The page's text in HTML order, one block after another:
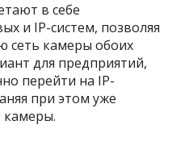
в себе
и IP-систем, позволяя
сеть камеры обоих
для предприятий,
перейти на IP-
при этом уже